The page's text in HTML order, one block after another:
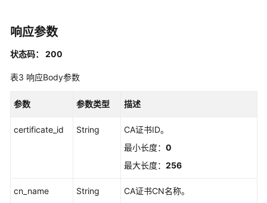
用
列
管
响应参数
状态码： 200
表3 响应Body参数
参数 参数类型 描述
certificate_id String
CA证书ID。
最小长度： 0
最大长度： 256
cn_name String
CA证书CN名称。